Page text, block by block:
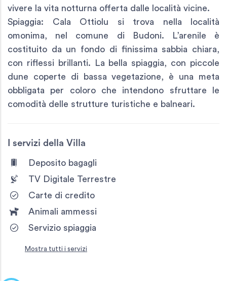
vivere la vita notturna offerta dalle località vicine.
Spiaggia: Cala Ottiolu si trova nella località
omonima, nel comune di Budoni. L’arenile è
costituito da un fondo di finissima sabbia chiara,
con riflessi brillanti. La bella spiaggia, con piccole
dune coperte di bassa vegetazione, è una meta
obbligata per coloro che intendono sfruttare le
comodità delle strutture turistiche e balneari.
I servizi della Villa
Deposito bagagli
TV Digitale Terrestre
Carte di credito
Animali ammessi
Servizio spiaggia
Mostra tutti i servizi